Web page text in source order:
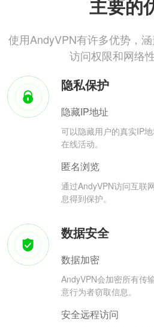
主要的
使用AndyVPN有许多优势，涵
访问权限和网络
隐私保护
隐藏IP地址
可以隐藏用户的真实IP
在线活动。
匿名浏览
通过AndyVPN访问互联
息得到保护。
数据安全
数据加密
AndyVPN会加密所有传
意行为者窃取信息。
安全远程访问